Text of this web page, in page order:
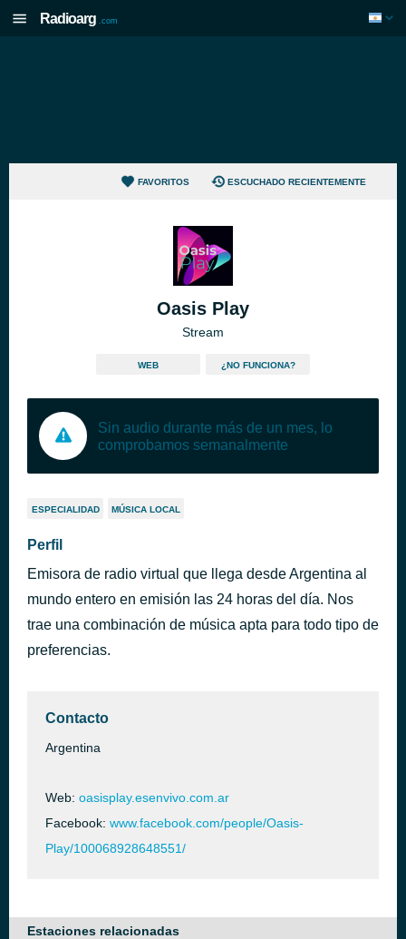
Radioarg .com
FAVORITOS ESCUCHADO RECIENTEMENTE
Oasis Play
Stream
WEB ¿NO FUNCIONA?
Sin audio durante más de un mes, lo
comprobamos semanalmente
ESPECIALIDAD MÚSICA LOCAL
Perfil
Emisora de radio virtual que llega desde Argentina al
mundo entero en emisión las 24 horas del día. Nos
trae una combinación de música apta para todo tipo de
preferencias.
Contacto
Argentina
Web: oasisplay.esenvivo.com.ar
Facebook: www.facebook.com/people/Oasis-
Play/100068928648551/
Estaciones relacionadas